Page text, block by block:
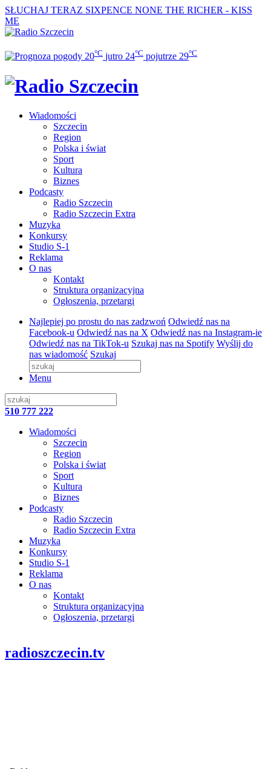
SŁUCHAJ TERAZ SIXPENCE NONE THE RICHER - KISS
ME
20°C jutro 24°C pojutrze 29°C
Wiadomości
Szczecin
Region
Polska i świat
Sport
Kultura
Biznes
Podcasty
Radio Szczecin
Radio Szczecin Extra
Muzyka
Konkursy
Studio S-1
Reklama
O nas
Kontakt
Struktura organizacyjna
Ogłoszenia, przetargi
Najlepiej po prostu do nas zadzwoń Odwiedź nas na
Facebook-u Odwiedź nas na X Odwiedź nas na Instagram-ie
Odwiedź nas na TikTok-u Szukaj nas na Spotify Wyślij do
nas wiadomość Szukaj
Menu
510 777 222
Wiadomości
Szczecin
Region
Polska i świat
Sport
Kultura
Biznes
Podcasty
Radio Szczecin
Radio Szczecin Extra
Muzyka
Konkursy
Studio S-1
Reklama
O nas
Kontakt
Struktura organizacyjna
Ogłoszenia, przetargi
radioszczecin.tv